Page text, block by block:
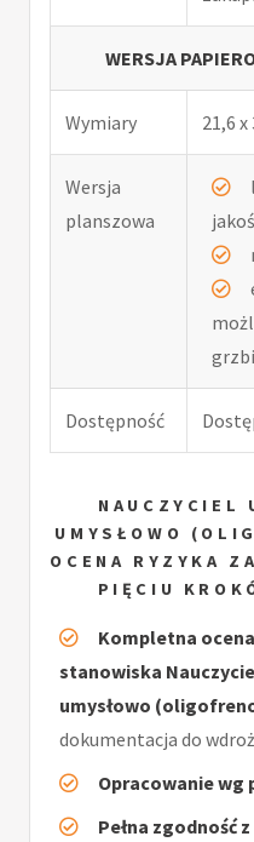
WERSJA
Wymiary 21,6 x
Wersja
planszowa
Dostępność
NAUCZYCIEL
UMYSŁOWO
OCENA RYZYKA
PIĘCIU
Kompletna
stanowiska
umysłowo
dokumentacja do
Opracowanie wg
Pełna zgodność